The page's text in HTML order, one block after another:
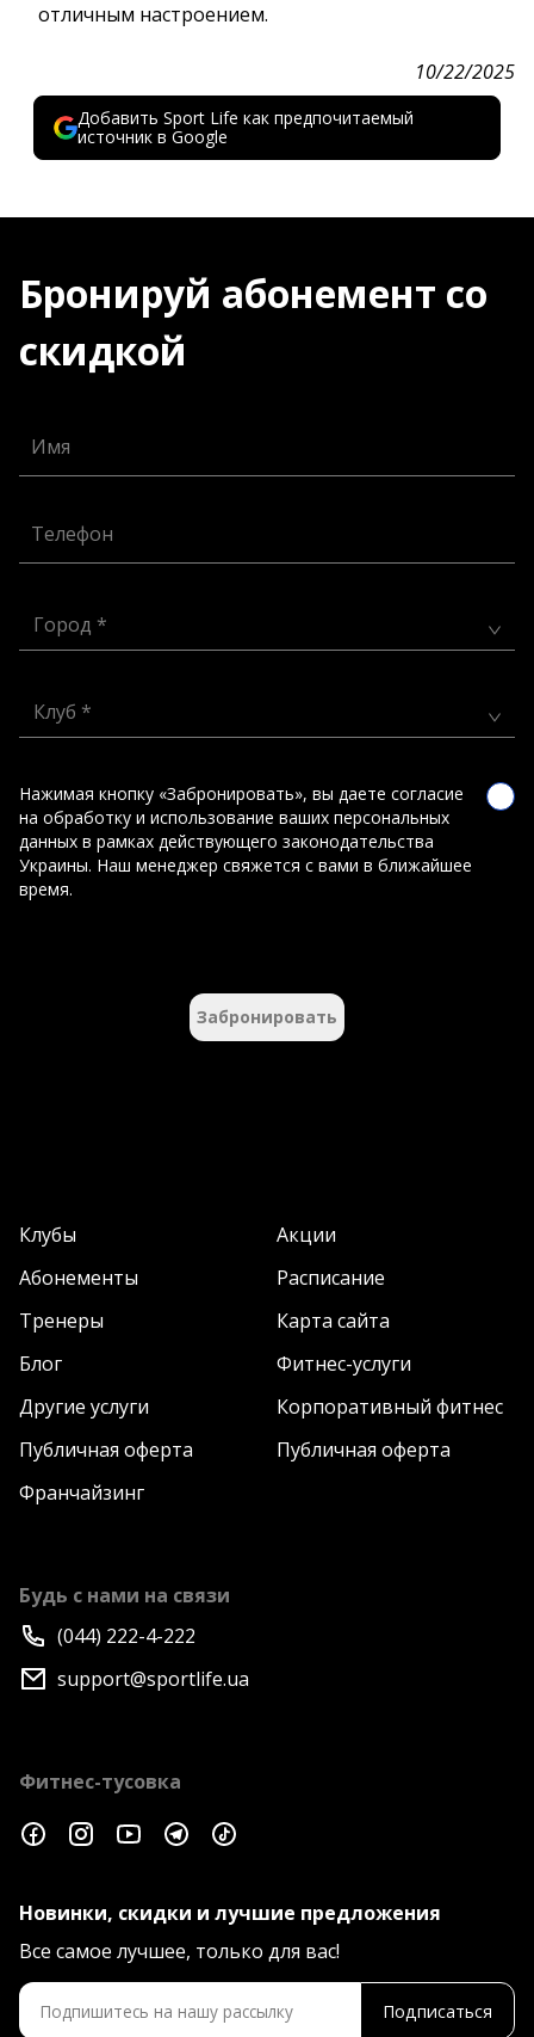
отличным настроением.
10/22/2025
Добавить Sport Life как предпочитаемый
источник в Google
Бронируй абонемент со
скидкой
Имя
Телефон
Город *
Клуб *
Нажимая кнопку «Забронировать», вы даете согласие
на обработку и использование ваших персональных
данных в рамках действующего законодательства
Украины. Наш менеджер свяжется с вами в ближайшее
время.
Забронировать
Клубы
Акции
Абонементы
Расписание
Тренеры
Карта сайта
Блог
Фитнес-услуги
Другие услуги
Корпоративный фитнес
Публичная оферта
Публичная оферта
Франчайзинг
Будь с нами на связи
(044) 222-4-222
support@sportlife.ua
Фитнес-тусовка
Новинки, скидки и лучшие предложения
Все самое лучшее, только для вас!
Подписаться